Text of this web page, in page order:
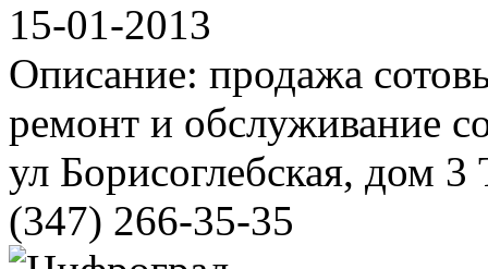
15-01-2013
Описание: продажа
ремонт и обслуживание
ул Борисоглебская, дом
(347) 266-35-35